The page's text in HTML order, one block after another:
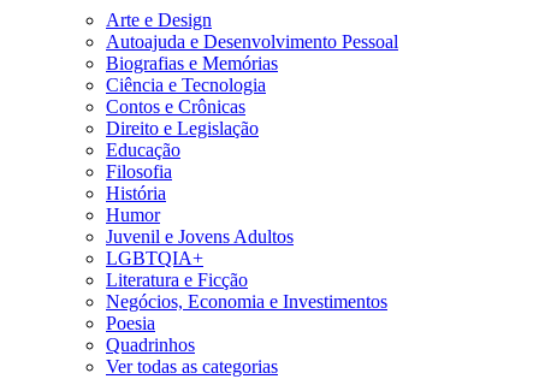
Arte e Design
Autoajuda e Desenvolvimento Pessoal
Biografias e Memórias
Ciência e Tecnologia
Contos e Crônicas
Direito e Legislação
Educação
Filosofia
História
Humor
Juvenil e Jovens Adultos
LGBTQIA+
Literatura e Ficção
Negócios, Economia e Investimentos
Poesia
Quadrinhos
Ver todas as categorias